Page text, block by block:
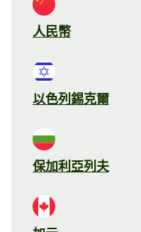
人民幣
以色列錫克爾
保加利亞列夫